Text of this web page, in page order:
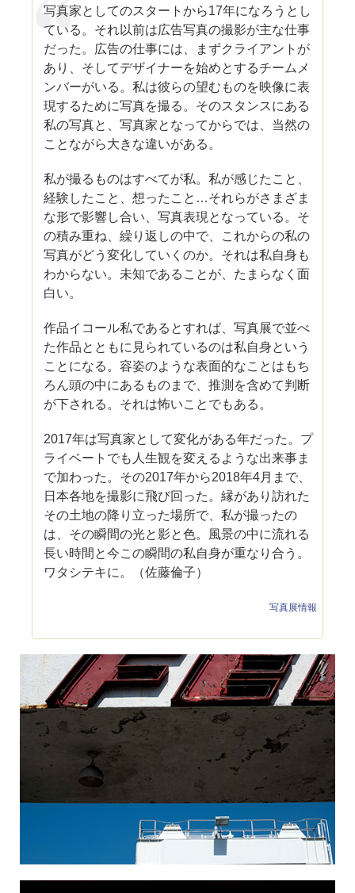
写真家としてのスタートから17年になろうとし
ている。それ以前は広告写真の撮影が主な仕事
だった。広告の仕事には、まずクライアントが
あり、そしてデザイナーを始めとするチームメ
ンバーがいる。私は彼らの望むものを映像に表
現するために写真を撮る。そのスタンスにある
私の写真と、写真家となってからでは、当然の
ことながら大きな違いがある。
私が撮るものはすべてが私。私が感じたこと、
経験したこと、想ったこと…それらがさまざま
な形で影響し合い、写真表現となっている。そ
の積み重ね、繰り返しの中で、これからの私の
写真がどう変化していくのか。それは私自身も
わからない。未知であることが、たまらなく面
白い。
作品イコール私であるとすれば、写真展で並べ
た作品とともに見られているのは私自身という
ことになる。容姿のような表面的なことはもち
ろん頭の中にあるものまで、推測を含めて判断
が下される。それは怖いことでもある。
2017年は写真家として変化がある年だった。プ
ライベートでも人生観を変えるような出来事ま
で加わった。その2017年から2018年4月まで、
日本各地を撮影に飛び回った。縁があり訪れた
その土地の降り立った場所で、私が撮ったの
は、その瞬間の光と影と色。風景の中に流れる
長い時間と今この瞬間の私自身が重なり合う。
ワタシテキに。（佐藤倫子）
写真展情報